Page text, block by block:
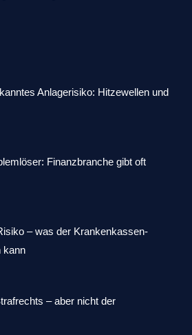
Anlagerisiko: Hitzewellen und
Finanzbranche gibt oft
– was der Krankenkassen-
kann
– aber nicht der